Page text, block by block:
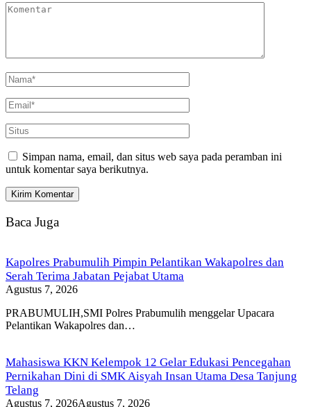
Simpan nama, email, dan situs web saya pada peramban ini
untuk komentar saya berikutnya.
Baca Juga
Kapolres Prabumulih Pimpin Pelantikan Wakapolres dan
Serah Terima Jabatan Pejabat Utama
Agustus 7, 2026
PRABUMULIH,SMI Polres Prabumulih menggelar Upacara
Pelantikan Wakapolres dan…
Mahasiswa KKN Kelempok 12 Gelar Edukasi Pencegahan
Pernikahan Dini di SMK Aisyah Insan Utama Desa Tanjung
Telang
Agustus 7, 2026Agustus 7, 2026